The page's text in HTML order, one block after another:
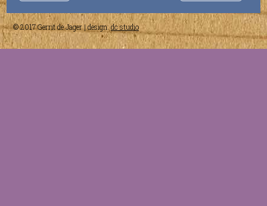
© 2017 Gerrit de Jager | design:dc studio